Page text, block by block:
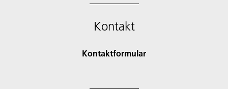
Kontakt
Kontaktformular